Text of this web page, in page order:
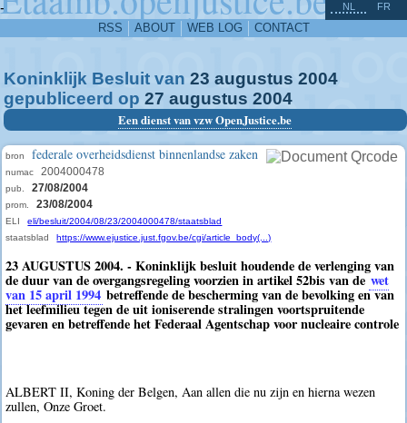
-
RSS ABOUT WEB LOG CONTACT
NL FR
Koninklijk Besluit van 23 augustus 2004
gepubliceerd op 27 augustus 2004
Een dienst van vzw OpenJustice.be
bron federale overheidsdienst binnenlandse zaken
numac 2004000478
pub. 27/08/2004
prom. 23/08/2004
ELI
eli/besluit/2004/08/23/2004000478/staatsblad
staatsblad
https://www.ejustice.just.fgov.be/cgi/article_body(...)
23 AUGUSTUS 2004. - Koninklijk besluit houdende de verlenging van
de duur van de overgangsregeling voorzien in artikel 52bis van de wet
van 15 april 1994 betreffende de bescherming van de bevolking en van
het leefmilieu tegen de uit ioniserende stralingen voortspruitende
gevaren en betreffende het Federaal Agentschap voor nucleaire controle
ALBERT II, Koning der Belgen, Aan allen die nu zijn en hierna wezen
zullen, Onze Groet.
^